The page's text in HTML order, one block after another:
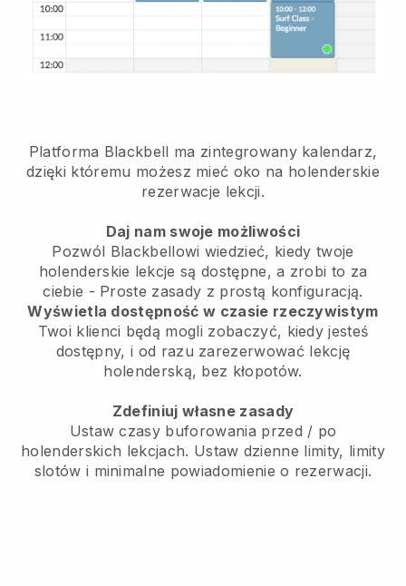
Platforma Blackbell ma zintegrowany kalendarz,
dzięki któremu możesz mieć oko na holenderskie
rezerwacje lekcji.
Daj nam swoje możliwości
Pozwól Blackbellowi wiedzieć, kiedy twoje
holenderskie lekcje są dostępne, a zrobi to za
ciebie - Proste zasady z prostą konfiguracją.
Wyświetla dostępność w czasie rzeczywistym
Twoi klienci będą mogli zobaczyć, kiedy jesteś
dostępny, i od razu zarezerwować lekcję
holenderską, bez kłopotów.
Zdefiniuj własne zasady
Ustaw czasy buforowania przed / po
holenderskich lekcjach. Ustaw dzienne limity, limity
slotów i minimalne powiadomienie o rezerwacji.